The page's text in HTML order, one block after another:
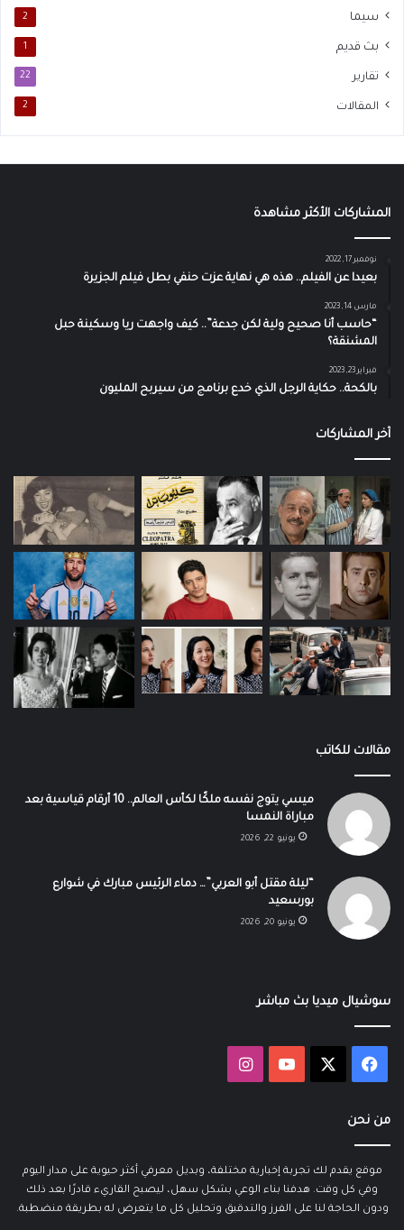
سيما 2
بث قديم 1
تقارير 22
المقالات 2
المشاركات الأكثر مشاهدة
نوفمبر 17, 2022
بعيدا عن الفيلم.. هذه هي نهاية عزت حنفي بطل فيلم الجزيرة
مارس 14, 2023
“حاسب أنا صحيح ولية لكن جدعة”.. كيف واجهت ريا وسكينة حبل
المشنقة؟
فبراير 23, 2023
بالكحة.. حكاية الرجل الذي خدع برنامج من سيربح المليون
آخر المشاركات
مقالات للكاتب
ميسي يتوج نفسه ملكًا لكأس العالم.. 10 أرقام قياسية بعد
مباراة النمسا
يونيو 22, 2026
“ليلة مقتل أبو العربي”… دماء الرئيس مبارك في شوارع
بورسعيد
يونيو 20, 2026
سوشيال ميديا بث مباشر
فيسبوك ‫YouTubeانستقرام
من نحن
موقع يقدم لك تجربة إخبارية مختلفة، وبديل معرفي أكثر حيوية على مدار اليوم
وفي كل وقت. هدفنا بناء الوعي بشكل سهل، ليصبح القاريء قادرًا بعد ذلك
ودون الحاجة لنا على الفرز والتدقيق وتحليل كل ما يتعرض له بطريقة منضطبة.